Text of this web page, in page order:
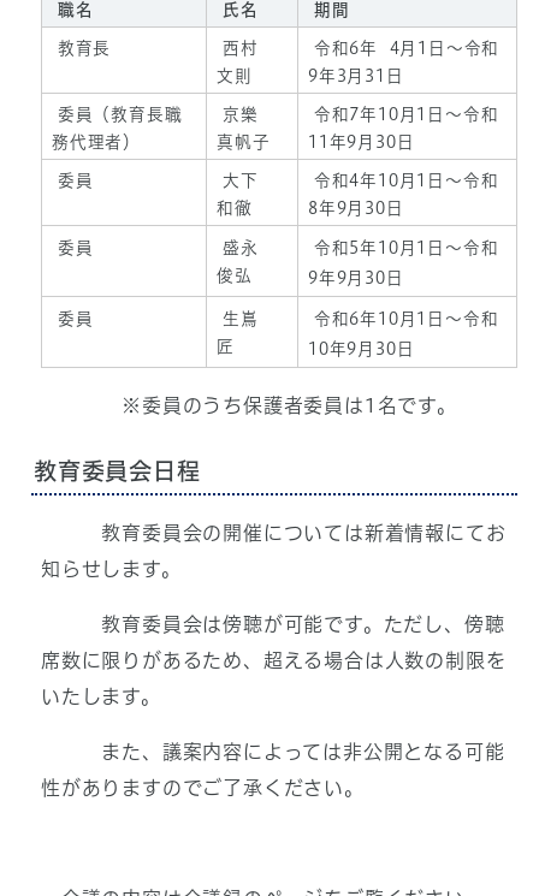
職名 氏名 期間
教育長
西村
文則
令和6年 4月1日～令和
9年3月31日
委員（教育長職
務代理者）
京樂
真帆子
令和7年10月1日～令和
11年9月30日
委員
大下
和徹
令和4年10月1日～令和
8年9月30日
委員
盛永
俊弘
令和5年10月1日～令和
9年9月30日
委員
生嶌
匠
令和6年10月1日～令和
10年9月30日
※委員のうち保護者委員は1名です。
教育委員会日程
教育委員会の開催については新着情報にてお
知らせします。
教育委員会は傍聴が可能です。ただし、傍聴
席数に限りがあるため、超える場合は人数の制限を
いたします。
また、議案内容によっては非公開となる可能
性がありますのでご了承ください。